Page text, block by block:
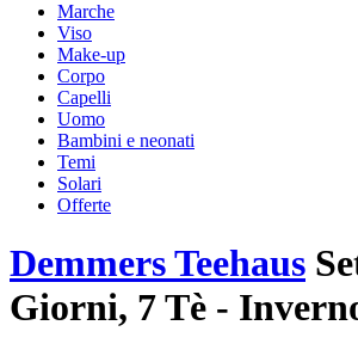
Marche
Viso
Make-up
Corpo
Capelli
Uomo
Bambini e neonati
Temi
Solari
Offerte
Demmers Teehaus
Giorni, 7 Tè -